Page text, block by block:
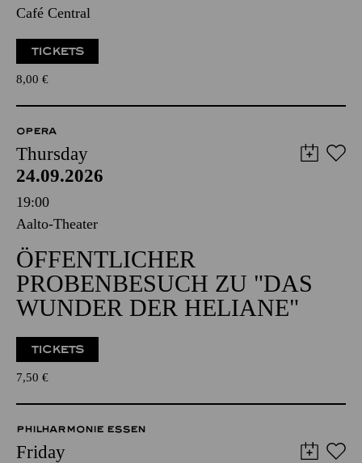
Café Central
TICKETS
8,00 €
OPERA
Thursday
24.09.2026
19:00
Aalto-Theater
ÖFFENTLICHER
PROBENBESUCH ZU "DAS
WUNDER DER HELIANE"
TICKETS
7,50 €
PHILHARMONIE ESSEN
Friday